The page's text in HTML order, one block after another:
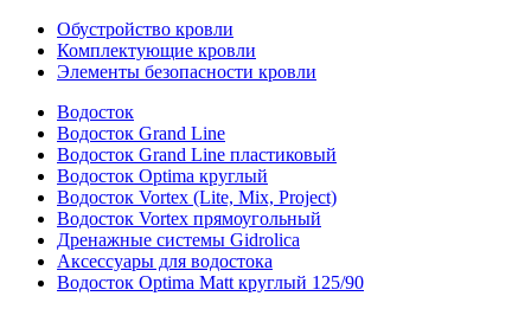
Обустройство кровли
Комплектующие кровли
Элементы безопасности кровли
Водосток
Водосток Grand Line
Водосток Grand Line пластиковый
Водосток Optima круглый
Водосток Vortex (Lite, Mix, Project)
Водосток Vortex прямоугольный
Дренажные системы Gidrolica
Аксессуары для водостока
Водосток Optima Matt круглый 125/90